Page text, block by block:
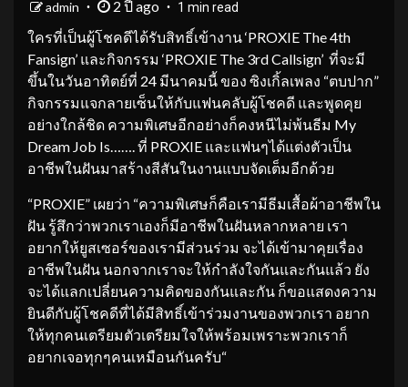
admin 2 ปี ago 1 min read
ใครที่เป็นผู้โชคดีได้รับสิทธิ์เข้างาน ‘PROXIE The 4th
Fansign’ และกิจกรรม ‘PROXIE The 3rd Callsign’ ที่จะมี
ขึ้นในวันอาทิตย์ที่ 24 มีนาคมนี้ ของ ซิงเกิ้ลเพลง “ตบปาก”
กิจกรรมแจกลายเซ็นให้กับแฟนคลับผู้โชคดี และพูดคุย
อย่างใกล้ชิด ความพิเศษอีกอย่างก็คงหนีไม่พ้นธีม My
Dream Job Is……. ที่ PROXIE และแฟนๆได้แต่งตัวเป็น
อาชีพในฝันมาสร้างสีสันในงานแบบจัดเต็มอีกด้วย
“PROXIE” เผยว่า “ความพิเศษก็คือเรามีธีมเสื้อผ้าอาชีพใน
ฝัน รู้สึกว่าพวกเราเองก็มีอาชีพในฝันหลากหลาย เรา
อยากให้ยูสเซอร์ของเรามีส่วนร่วม จะได้เข้ามาคุยเรื่อง
อาชีพในฝัน นอกจากเราจะให้กำลังใจกันและกันแล้ว ยัง
จะได้แลกเปลี่ยนความคิดของกันและกัน ก็ขอแสดงความ
ยินดีกับผู้โชคดีที่ได้มีสิทธิ์เข้าร่วมงานของพวกเรา อยาก
ให้ทุกคนเตรียมตัวเตรียมใจให้พร้อมเพราะพวกเราก็
อยากเจอทุกๆคนเหมือนกันครับ“